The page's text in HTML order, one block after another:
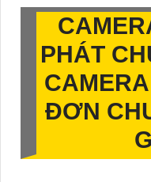
PHÁT
ĐƠN